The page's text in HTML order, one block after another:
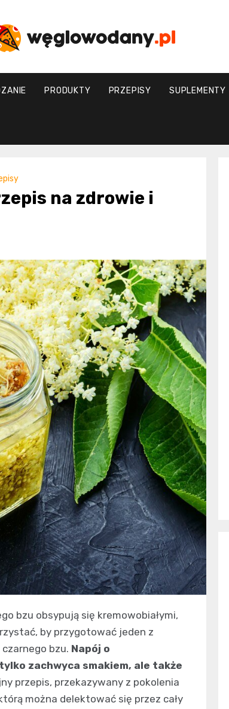
PRODUKTY PRZEPISY SUPLEMENTY
na zdrowie i
bzu obsypują się kremowobiałymi,
by przygotować jeden z
bzu. Napój o
zachwyca smakiem, ale także
przepis, przekazywany z pokolenia
można delektować się przez cały